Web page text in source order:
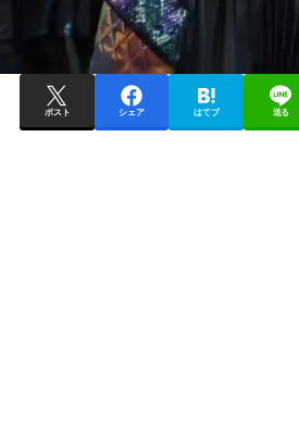
ポスト シェア はてブ 送る